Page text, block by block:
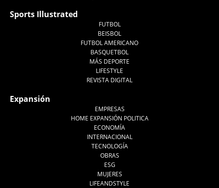
Sports Illustrated
FUTBOL
BEISBOL
FUTBOL AMERICANO
BASQUETBOL
MÁS DEPORTE
LIFESTYLE
REVISTA DIGITAL
Expansión
EMPRESAS
HOME EXPANSIÓN POLITICA
ECONOMÍA
INTERNACIONAL
TECNOLOGÍA
OBRAS
ESG
MUJERES
LIFEANDSTYLE